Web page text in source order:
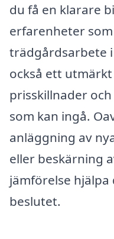
du få en klarare
erfarenheter
trädgårdsarbete
också ett
prisskillnader
som kan ingå.
anläggning av
eller beskärning
jämförelse
beslutet.